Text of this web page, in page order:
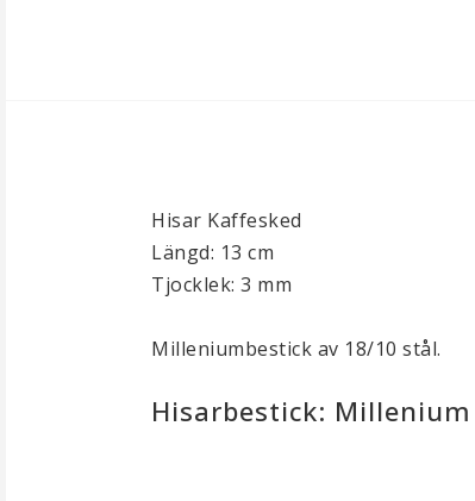
Hisar Kaffesked
Längd: 13 cm
Tjocklek: 3 mm
Milleniumbestick av 18/10 stål.
Hisarbestick: Millenium